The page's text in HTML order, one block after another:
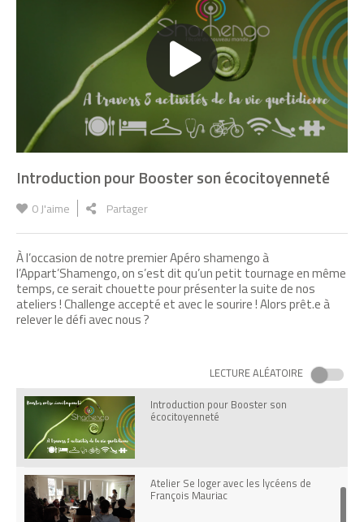
Introduction pour Booster son écocitoyenneté
0J'aime Partager
À l’occasion de notre premier Apéro shamengo à
l’Appart’Shamengo, on s’est dit qu’un petit tournage en même
temps, ce serait chouette pour présenter la suite de nos
ateliers ! Challenge accepté et avec le sourire ! Alors prêt.e à
relever le défi avec nous ?
LECTURE ALÉATOIRE
Video of eco-delegates from High School
François Mauriac
Présentation des éco-délégués du
module Se loger
Booster son écocitoyenneté à travers 8
activités de la vie quotidienne
lycée François Mauriac
Introduction pour Booster son
écocitoyenneté
Atelier Se loger avec les lycéens de
François Mauriac